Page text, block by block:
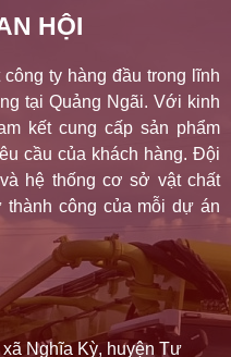
HỘI
ty hàng đầu trong lĩnh
tại Quảng Ngãi. Với kinh
kết cung cấp sản phẩm
cầu của khách hàng. Đội
hệ thống cơ sở vật chất
công của mỗi dự án
Nghĩa Kỳ, huyện Tư